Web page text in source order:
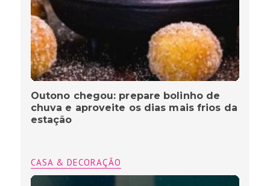
Outono chegou: prepare bolinho de
chuva e aproveite os dias mais frios da
estação
CASA & DECORAÇÃO